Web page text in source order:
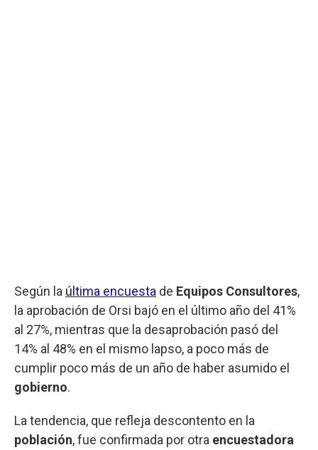
Según la última encuesta de Equipos Consultores,
la aprobación de Orsi bajó en el último año del 41%
al 27%, mientras que la desaprobación pasó del
14% al 48% en el mismo lapso, a poco más de
cumplir poco más de un año de haber asumido el
gobierno.
La tendencia, que refleja descontento en la
población, fue confirmada por otra encuestadora